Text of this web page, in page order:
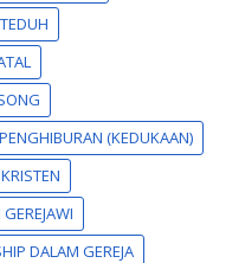
(KEDUKAAN)
DALAM GEREJA